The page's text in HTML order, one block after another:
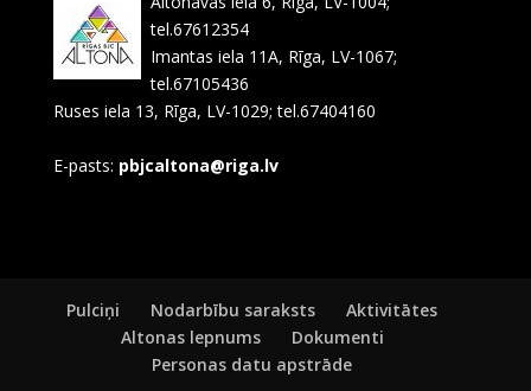
tel.67612354
Imantas iela 11A, Rīga, LV-1067;
tel.67105436
Ruses iela 13, Rīga, LV-1029; tel.67404160
E-pasts: pbjcaltona@riga.lv
Pulciņi Nodarbību saraksts
Aktivitātes
Altonas lepnums
Dokumenti
Personas datu apstrāde